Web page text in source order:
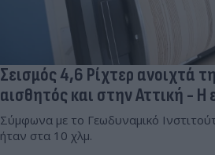
Σεισμός 4,6 Ρίχτερ ανοιχτά
αισθητός και στην Αττική - Η
Σύμφωνα με το Γεωδυναμικό
ήταν στα 10 χλμ.